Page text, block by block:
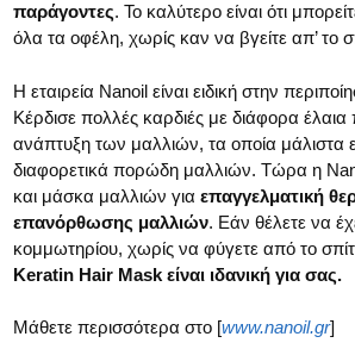
παράγοντες. Το καλύτερο είναι ότι
όλα τα οφέλη, χωρίς καν να βγείτε απ’ το
Η εταιρεία Nanoil είναι ειδική στην
Κέρδισε πολλές καρδιές με διάφορα
ανάπτυξη των μαλλιών, τα οποία μάλιστα
διαφορετικά πορώδη μαλλιών. Τώρα η
και μάσκα μαλλιών γιαεπαγγελματική
επανόρθωσης μαλλιών. Εάν θέλετε να
κομμωτηρίου, χωρίς να φύγετε από το
Keratin Hair Mask είναι ιδανική για σας.
Μάθετε περισσότερα στο [www.nanoil.gr]